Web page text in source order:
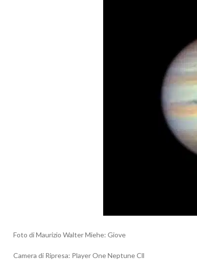
Foto di Maurizio Walter Miehe: Giove
Camera di Ripresa: Player One Neptune Cll